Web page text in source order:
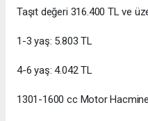
Taşıt değeri 316.400 TL ve
1-3 yaş: 5.803 TL
4-6 yaş: 4.042 TL
1301-1600 cc Motor